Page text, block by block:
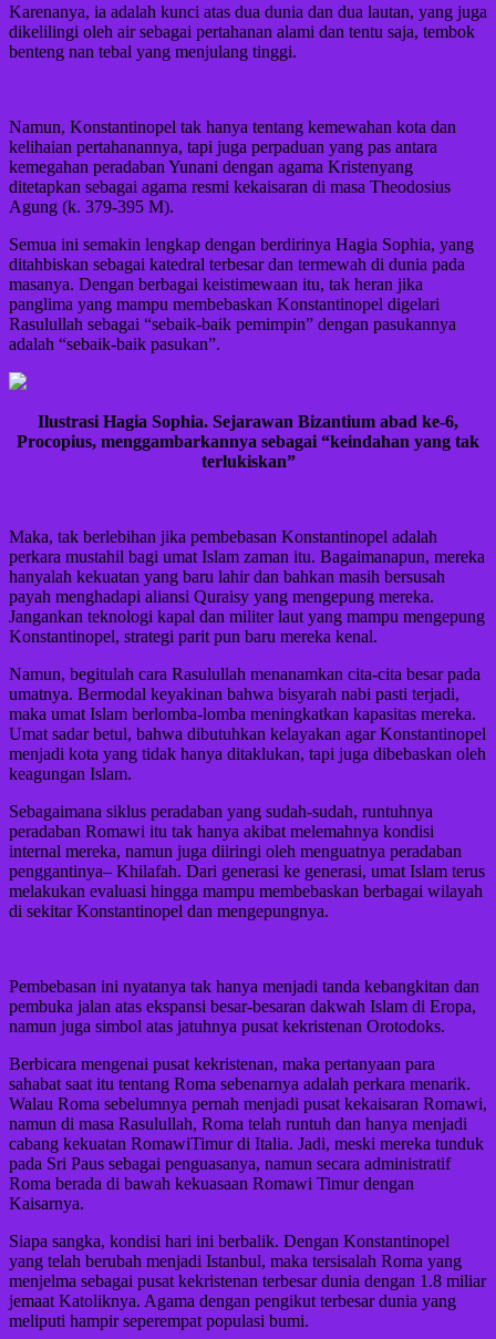
Karenanya, ia adalah kunci atas dua dunia dan dua lautan, yang juga
dikelilingi oleh air sebagai pertahanan alami dan tentu saja, tembok
benteng nan tebal yang menjulang tinggi.
Namun, Konstantinopel tak hanya tentang kemewahan kota dan
kelihaian pertahanannya, tapi juga perpaduan yang pas antara
kemegahan peradaban Yunani dengan agama Kristenyang
ditetapkan sebagai agama resmi kekaisaran di masa Theodosius
Agung (k. 379-395 M).
Semua ini semakin lengkap dengan berdirinya Hagia Sophia, yang
ditahbiskan sebagai katedral terbesar dan termewah di dunia pada
masanya. Dengan berbagai keistimewaan itu, tak heran jika
panglima yang mampu membebaskan Konstantinopel digelari
Rasulullah sebagai “sebaik-baik pemimpin” dengan pasukannya
adalah “sebaik-baik pasukan”.
Ilustrasi Hagia Sophia. Sejarawan Bizantium abad ke-6,
Procopius, menggambarkannya sebagai “keindahan yang tak
terlukiskan”
Maka, tak berlebihan jika pembebasan Konstantinopel adalah
perkara mustahil bagi umat Islam zaman itu. Bagaimanapun, mereka
hanyalah kekuatan yang baru lahir dan bahkan masih bersusah
payah menghadapi aliansi Quraisy yang mengepung mereka.
Jangankan teknologi kapal dan militer laut yang mampu mengepung
Konstantinopel, strategi parit pun baru mereka kenal.
Namun, begitulah cara Rasulullah menanamkan cita-cita besar pada
umatnya. Bermodal keyakinan bahwa bisyarah nabi pasti terjadi,
maka umat Islam berlomba-lomba meningkatkan kapasitas mereka.
Umat sadar betul, bahwa dibutuhkan kelayakan agar Konstantinopel
menjadi kota yang tidak hanya ditaklukan, tapi juga dibebaskan oleh
keagungan Islam.
Sebagaimana siklus peradaban yang sudah-sudah, runtuhnya
peradaban Romawi itu tak hanya akibat melemahnya kondisi
internal mereka, namun juga diiringi oleh menguatnya peradaban
penggantinya– Khilafah. Dari generasi ke generasi, umat Islam terus
melakukan evaluasi hingga mampu membebaskan berbagai wilayah
di sekitar Konstantinopel dan mengepungnya.
Pembebasan ini nyatanya tak hanya menjadi tanda kebangkitan dan
pembuka jalan atas ekspansi besar-besaran dakwah Islam di Eropa,
namun juga simbol atas jatuhnya pusat kekristenan Orotodoks.
Berbicara mengenai pusat kekristenan, maka pertanyaan para
sahabat saat itu tentang Roma sebenarnya adalah perkara menarik.
Walau Roma sebelumnya pernah menjadi pusat kekaisaran Romawi,
namun di masa Rasulullah, Roma telah runtuh dan hanya menjadi
cabang kekuatan RomawiTimur di Italia. Jadi, meski mereka tunduk
pada Sri Paus sebagai penguasanya, namun secara administratif
Roma berada di bawah kekuasaan Romawi Timur dengan
Kaisarnya.
Siapa sangka, kondisi hari ini berbalik. Dengan Konstantinopel
yang telah berubah menjadi Istanbul, maka tersisalah Roma yang
menjelma sebagai pusat kekristenan terbesar dunia dengan 1.8 miliar
jemaat Katoliknya. Agama dengan pengikut terbesar dunia yang
meliputi hampir seperempat populasi bumi.